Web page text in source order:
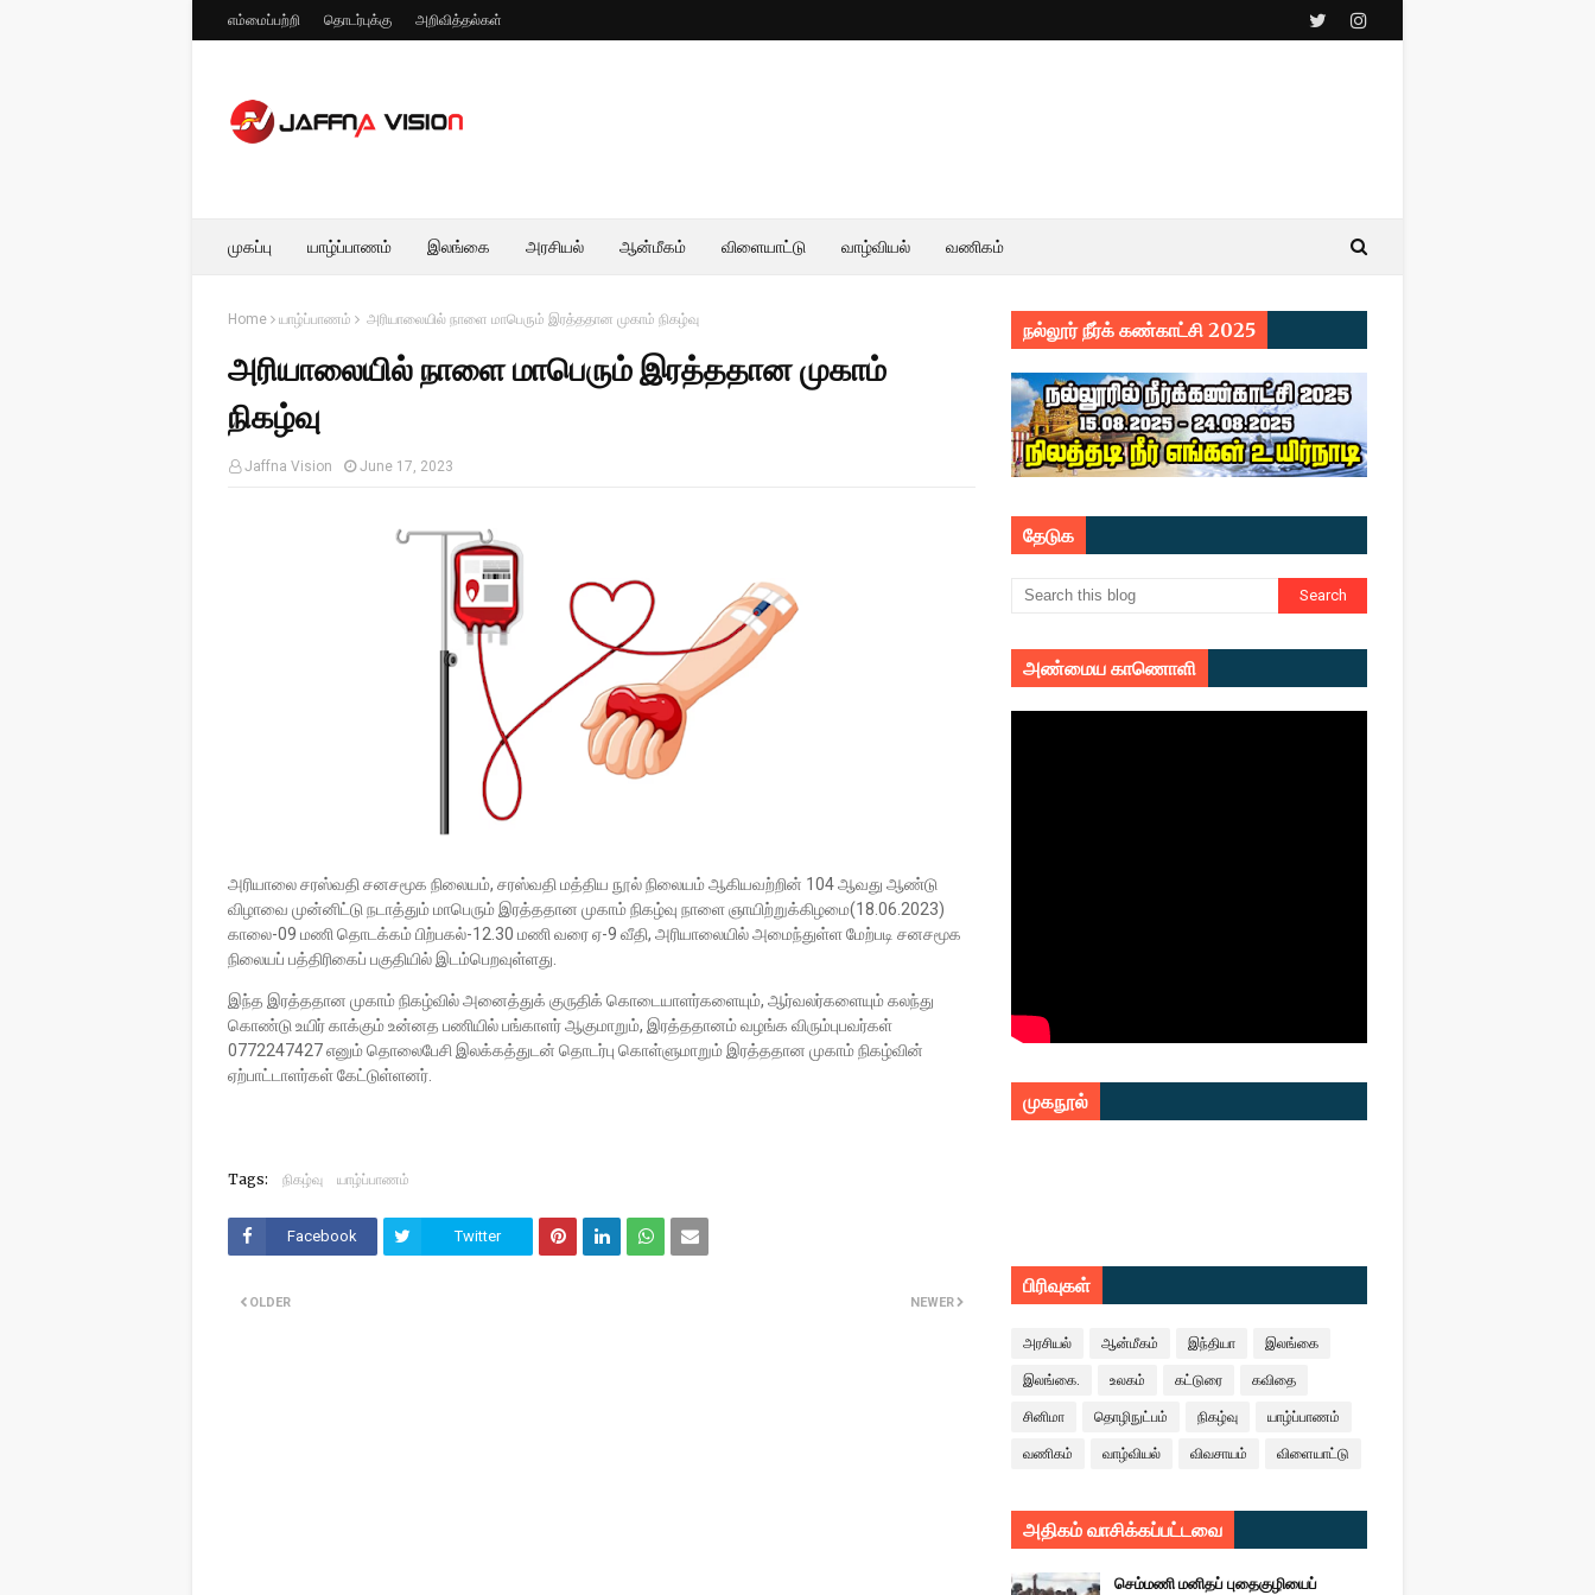
எம்மைப்பற்றி தொடர்புக்கு அறிவித்தல்கள்
முகப்பு யாழ்ப்பாணம் இலங்கை அரசியல் ஆன்மீகம் விளையாட்டு வாழ்வியல் வணிகம்
Home யாழ்ப்பாணம் அரியாலையில் நாளை மாபெரும் இரத்ததான முகாம் நிகழ்வு
அரியாலையில் நாளை மாபெரும் இரத்ததான முகாம்
நிகழ்வு
Jaffna Vision June 17, 2023
அரியாலை சரஸ்வதி சனசமூக நிலையம், சரஸ்வதி மத்திய நூல் நிலையம் ஆகியவற்றின் 104 ஆவது ஆண்டு
விழாவை முன்னிட்டு நடாத்தும் மாபெரும் இரத்ததான முகாம் நிகழ்வு நாளை ஞாயிற்றுக்கிழமை(18.06.2023)
காலை-09 மணி தொடக்கம் பிற்பகல்-12.30 மணி வரை ஏ-9 வீதி, அரியாலையில் அமைந்துள்ள மேற்படி சனசமூக
நிலையப் பத்திரிகைப் பகுதியில் இடம்பெறவுள்ளது.
இந்த இரத்ததான முகாம் நிகழ்வில் அனைத்துக் குருதிக் கொடையாளர்களையும், ஆர்வலர்களையும் கலந்து
கொண்டு உயிர் காக்கும் உன்னத பணியில் பங்காளர் ஆகுமாறும், இரத்ததானம் வழங்க விரும்புபவர்கள்
0772247427 எனும் தொலைபேசி இலக்கத்துடன் தொடர்பு கொள்ளுமாறும் இரத்ததான முகாம் நிகழ்வின்
ஏற்பாட்டாளர்கள் கேட்டுள்ளனர்.
Tags: நிகழ்வு யாழ்ப்பாணம்
Facebook Twitter
NEWER
OLDER
நல்லூர் நீர்க் கண்காட்சி 2025
தேடுக
அண்மைய காணொளி
முகநூல்
பிரிவுகள்
அரசியல் ஆன்மீகம் இந்தியா இலங்கை
இலங்கை. உலகம் கட்டுரை கவிதை
சினிமா தொழிநுட்பம் நிகழ்வு யாழ்ப்பாணம்
வணிகம் வாழ்வியல் விவசாயம் விளையாட்டு
அதிகம் வாசிக்கப்பட்டவை
செம்மணி மனிதப் புதைகுழியைப்